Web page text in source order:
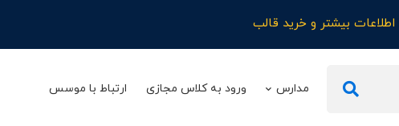
اطلاعات بیشتر و خرید قالب
مدارس ورود به کلاس مجازی ارتباط با موسس